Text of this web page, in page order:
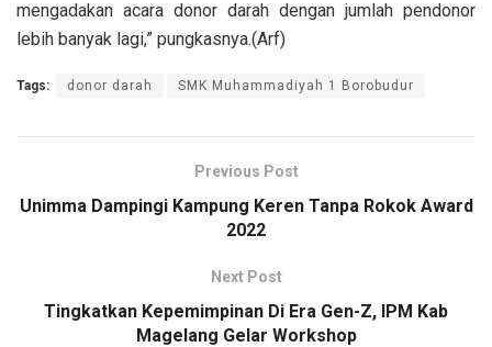
mengadakan acara donor darah dengan jumlah pendonor
lebih banyak lagi,” pungkasnya.(Arf)
Tags: donor darah SMK Muhammadiyah 1 Borobudur
Previous Post
Unimma Dampingi Kampung Keren Tanpa Rokok Award
2022
Next Post
Tingkatkan Kepemimpinan Di Era Gen-Z, IPM Kab
Magelang Gelar Workshop